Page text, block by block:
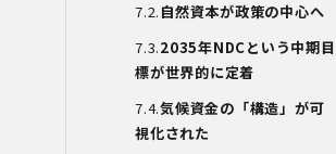
定め、報告連絡体制や取扱方法を管理し
・ 個人情報の取扱状況について定期的な
点検及び監査を実施しています。
(2)人的安全管理措置
・ 個人データの取扱いに関する留意事項
について、従業員に定期的な研修を実施
自然資本が政策の中心へ
2035年NDCという中期目
標が世界的に定着
気候資金の「構造」が可
視化された